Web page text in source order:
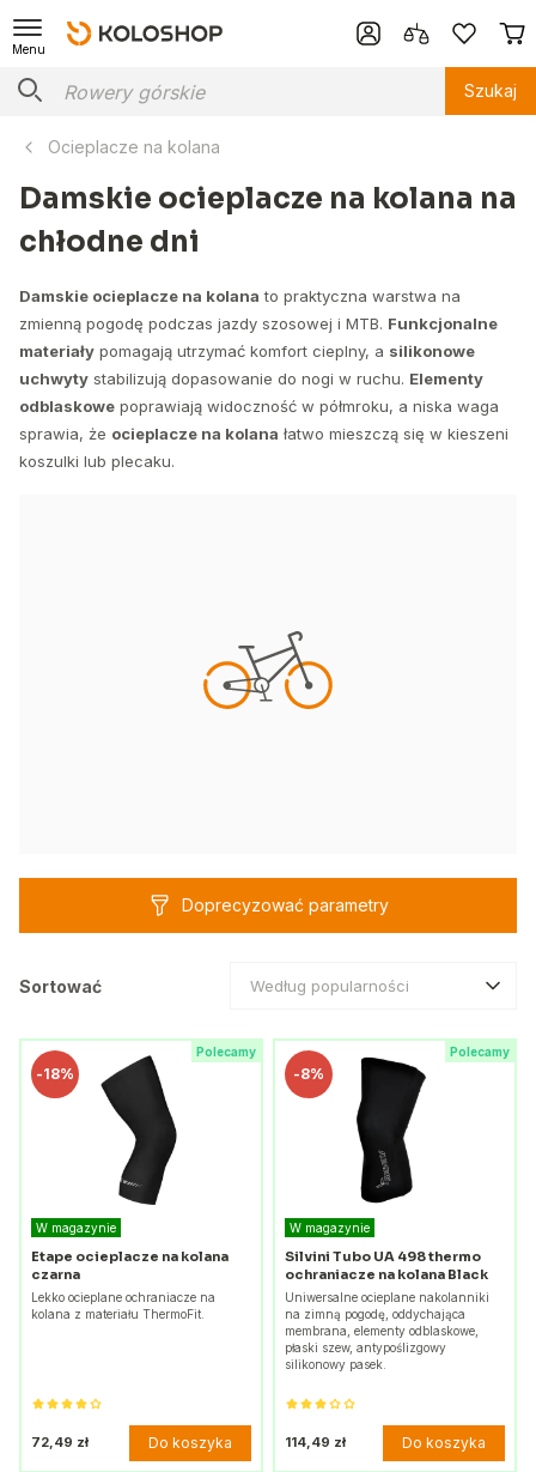
Menu
Szukaj
Ocieplacze na kolana
Damskie ocieplacze na kolana na
chłodne dni
Damskie ocieplacze na kolana to praktyczna warstwa na
zmienną pogodę podczas jazdy szosowej i MTB. Funkcjonalne
materiały pomagają utrzymać komfort cieplny, a silikonowe
uchwyty stabilizują dopasowanie do nogi w ruchu. Elementy
odblaskowe poprawiają widoczność w półmroku, a niska waga
sprawia, że ocieplacze na kolana łatwo mieszczą się w kieszeni
koszulki lub plecaku.
Doprecyzować parametry
Sortować Według popularności
Polecamy
-18%
W magazynie
Etape ocieplacze na kolana
czarna
Lekko ocieplane ochraniacze na
kolana z materiału ThermoFit.
72,49 zł Do koszyka
Polecamy
-8%
W magazynie
Silvini Tubo UA 498 thermo
ochraniacze na kolana Black
Uniwersalne ocieplane nakolanniki
na zimną pogodę, oddychająca
membrana, elementy odblaskowe,
płaski szew, antypoślizgowy
silikonowy pasek.
114,49 zł Do koszyka